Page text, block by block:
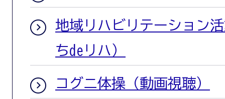
地域リハビリテーション
ちdeリハ）
コグニ体操（動画視聴）